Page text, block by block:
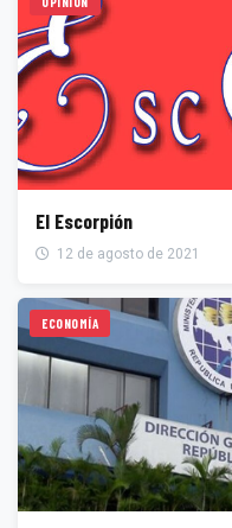
El Escorpión
12 de agosto de 2021
ECONOMÍA